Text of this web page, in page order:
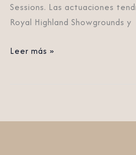
Sessions. Las actuaciones
Royal Highland Showgrounds y
Leer más »